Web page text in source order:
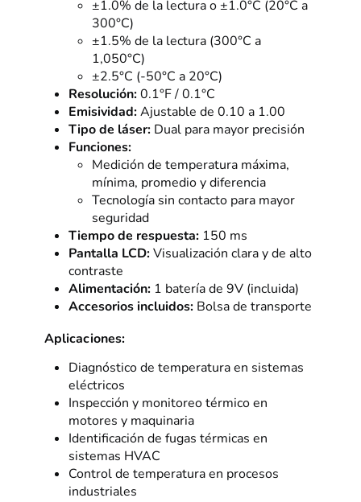
±1.0% de la lectura o ±1.0°C (20°C a
300°C)
±1.5% de la lectura (300°C a
1,050°C)
±2.5°C (-50°C a 20°C)
Resolución:0.1°F / 0.1°C
Emisividad:Ajustable de 0.10 a 1.00
Tipo de láser:Dual para mayor precisión
Funciones:
Medición de temperatura máxima,
mínima, promedio y diferencia
Tecnología sin contacto para mayor
seguridad
Tiempo de respuesta:150 ms
Pantalla LCD:Visualización clara y de alto
contraste
Alimentación:1 batería de 9V (incluida)
Accesorios incluidos:Bolsa de transporte
Aplicaciones:
Diagnóstico de temperatura en sistemas
eléctricos
Inspección y monitoreo térmico en
motores y maquinaria
Identificación de fugas térmicas en
sistemas HVAC
Control de temperatura en procesos
industriales